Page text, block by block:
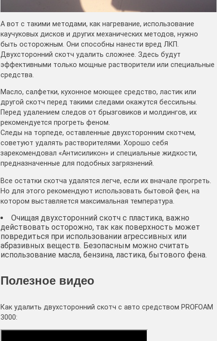
А вот с такими методами, как нагревание, использование
каучуковых дисков и других механических методов, нужно
быть осторожным. Они способны нанести вред ЛКП.
Двухсторонний скотч удалить сложнее. Здесь будут
эффективными только мощные растворители или специальные
средства.
Масло, салфетки, кухонное моющее средство, ластик или
другой скотч перед такими следами окажутся бессильны.
Перед удалением следов от брызговиков и молдингов, их
рекомендуется прогреть феном.
Следы на торпеде, оставленные двухсторонним скотчем,
советуют удалять растворителями. Хорошо себя
зарекомендовал «Антисиликон» и специальные жидкости,
предназначенные для подобных загрязнений.
Все остатки скотча удалятся легче, если их вначале прогреть.
Но для этого рекомендуют использовать бытовой фен, на
котором выставляется максимальная температура.
Очищая двухсторонний скотч с пластика, важно
действовать осторожно, так как поверхность может
повредиться при использовании агрессивных или
абразивных веществ. Безопасным можно считать
использование масла, бензина, ластика, бытового фена.
Полезное видео
Как удалить двухсторонний скотч с авто средством PROFOAM
3000: